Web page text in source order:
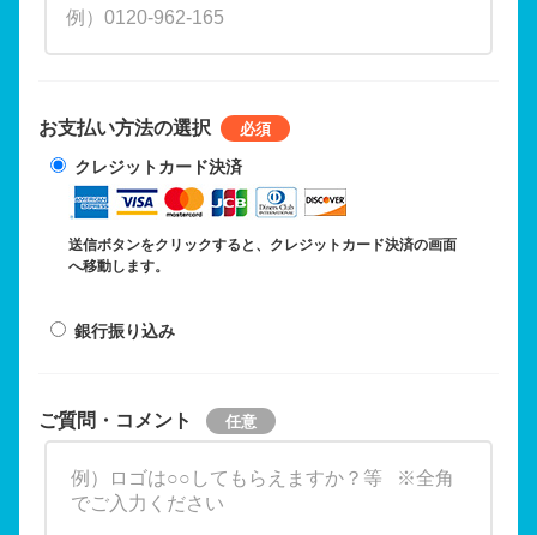
お支払い方法の選択
クレジットカード決済
送信ボタンをクリックすると、クレジットカード決済の画面
へ移動します。
銀行振り込み
ご質問・コメント